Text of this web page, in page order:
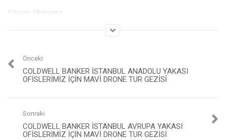
Kategori: Ofislerimiz
Önceki
COLDWELL BANKER İSTANBUL ANADOLU YAKASI
OFISLERIMIZ IÇIN MAVİ DRONE TUR GEZISI
Sonraki
COLDWELL BANKER İSTANBUL AVRUPA YAKASI
OFISLERIMIZ IÇIN MAVİ DRONE TUR GEZISI